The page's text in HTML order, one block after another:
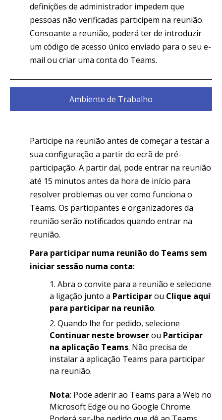
definições de administrador impedem que
pessoas não verificadas participem na reunião.
Consoante a reunião, poderá ter de introduzir
um código de acesso único enviado para o seu e-
mail ou criar uma conta do Teams.
Ambiente de Trabalho
Participe na reunião antes de começar a testar a
sua configuração a partir do ecrã de pré-
participação. A partir daí, pode entrar na reunião
até 15 minutos antes da hora de início para
resolver problemas ou ver como funciona o
Teams. Os participantes e organizadores da
reunião serão notificados quando entrar na
reunião.
Para participar numa reunião do Teams sem
iniciar sessão numa conta:
Abra o convite para a reunião e selecione
a ligação junto a Participarou Clique aqui
para participar na reunião.
Quando lhe for pedido, selecione
Continuar neste browserou Participar
na aplicação Teams. Não precisa de
instalar a aplicação Teams para participar
na reunião.
Nota: Pode aderir ao Teams para a Web no
Microsoft Edge ou no Google Chrome.